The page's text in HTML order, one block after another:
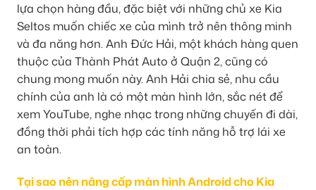
lựa chọn hàng đầu, đặc biệt với những chủ xe Kia
Seltos muốn chiếc xe của mình trở nên thông minh
và đa năng hơn. Anh Đức Hải, một khách hàng quen
thuộc của Thành Phát Auto ở Quận 2, cũng có
chung mong muốn này. Anh Hải chia sẻ, nhu cầu
chính của anh là có một màn hình lớn, sắc nét để
xem YouTube, nghe nhạc trong những chuyến đi dài,
đồng thời phải tích hợp các tính năng hỗ trợ lái xe
an toàn.
Tại sao nên nâng cấp màn hình Android cho Kia